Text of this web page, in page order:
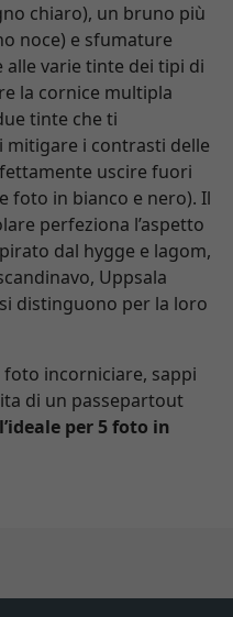
chiaro), un bruno più
noce) e sfumature
alle varie tinte dei tipi di
la cornice multipla
tinte che ti
i contrasti delle
uscire fuori
foto in bianco e nero). Il
perfeziona l’aspetto
dal hygge e lagom,
Uppsala
distinguono per la loro
incorniciare, sappi
di un passepartout
l’ideale per 5 foto in